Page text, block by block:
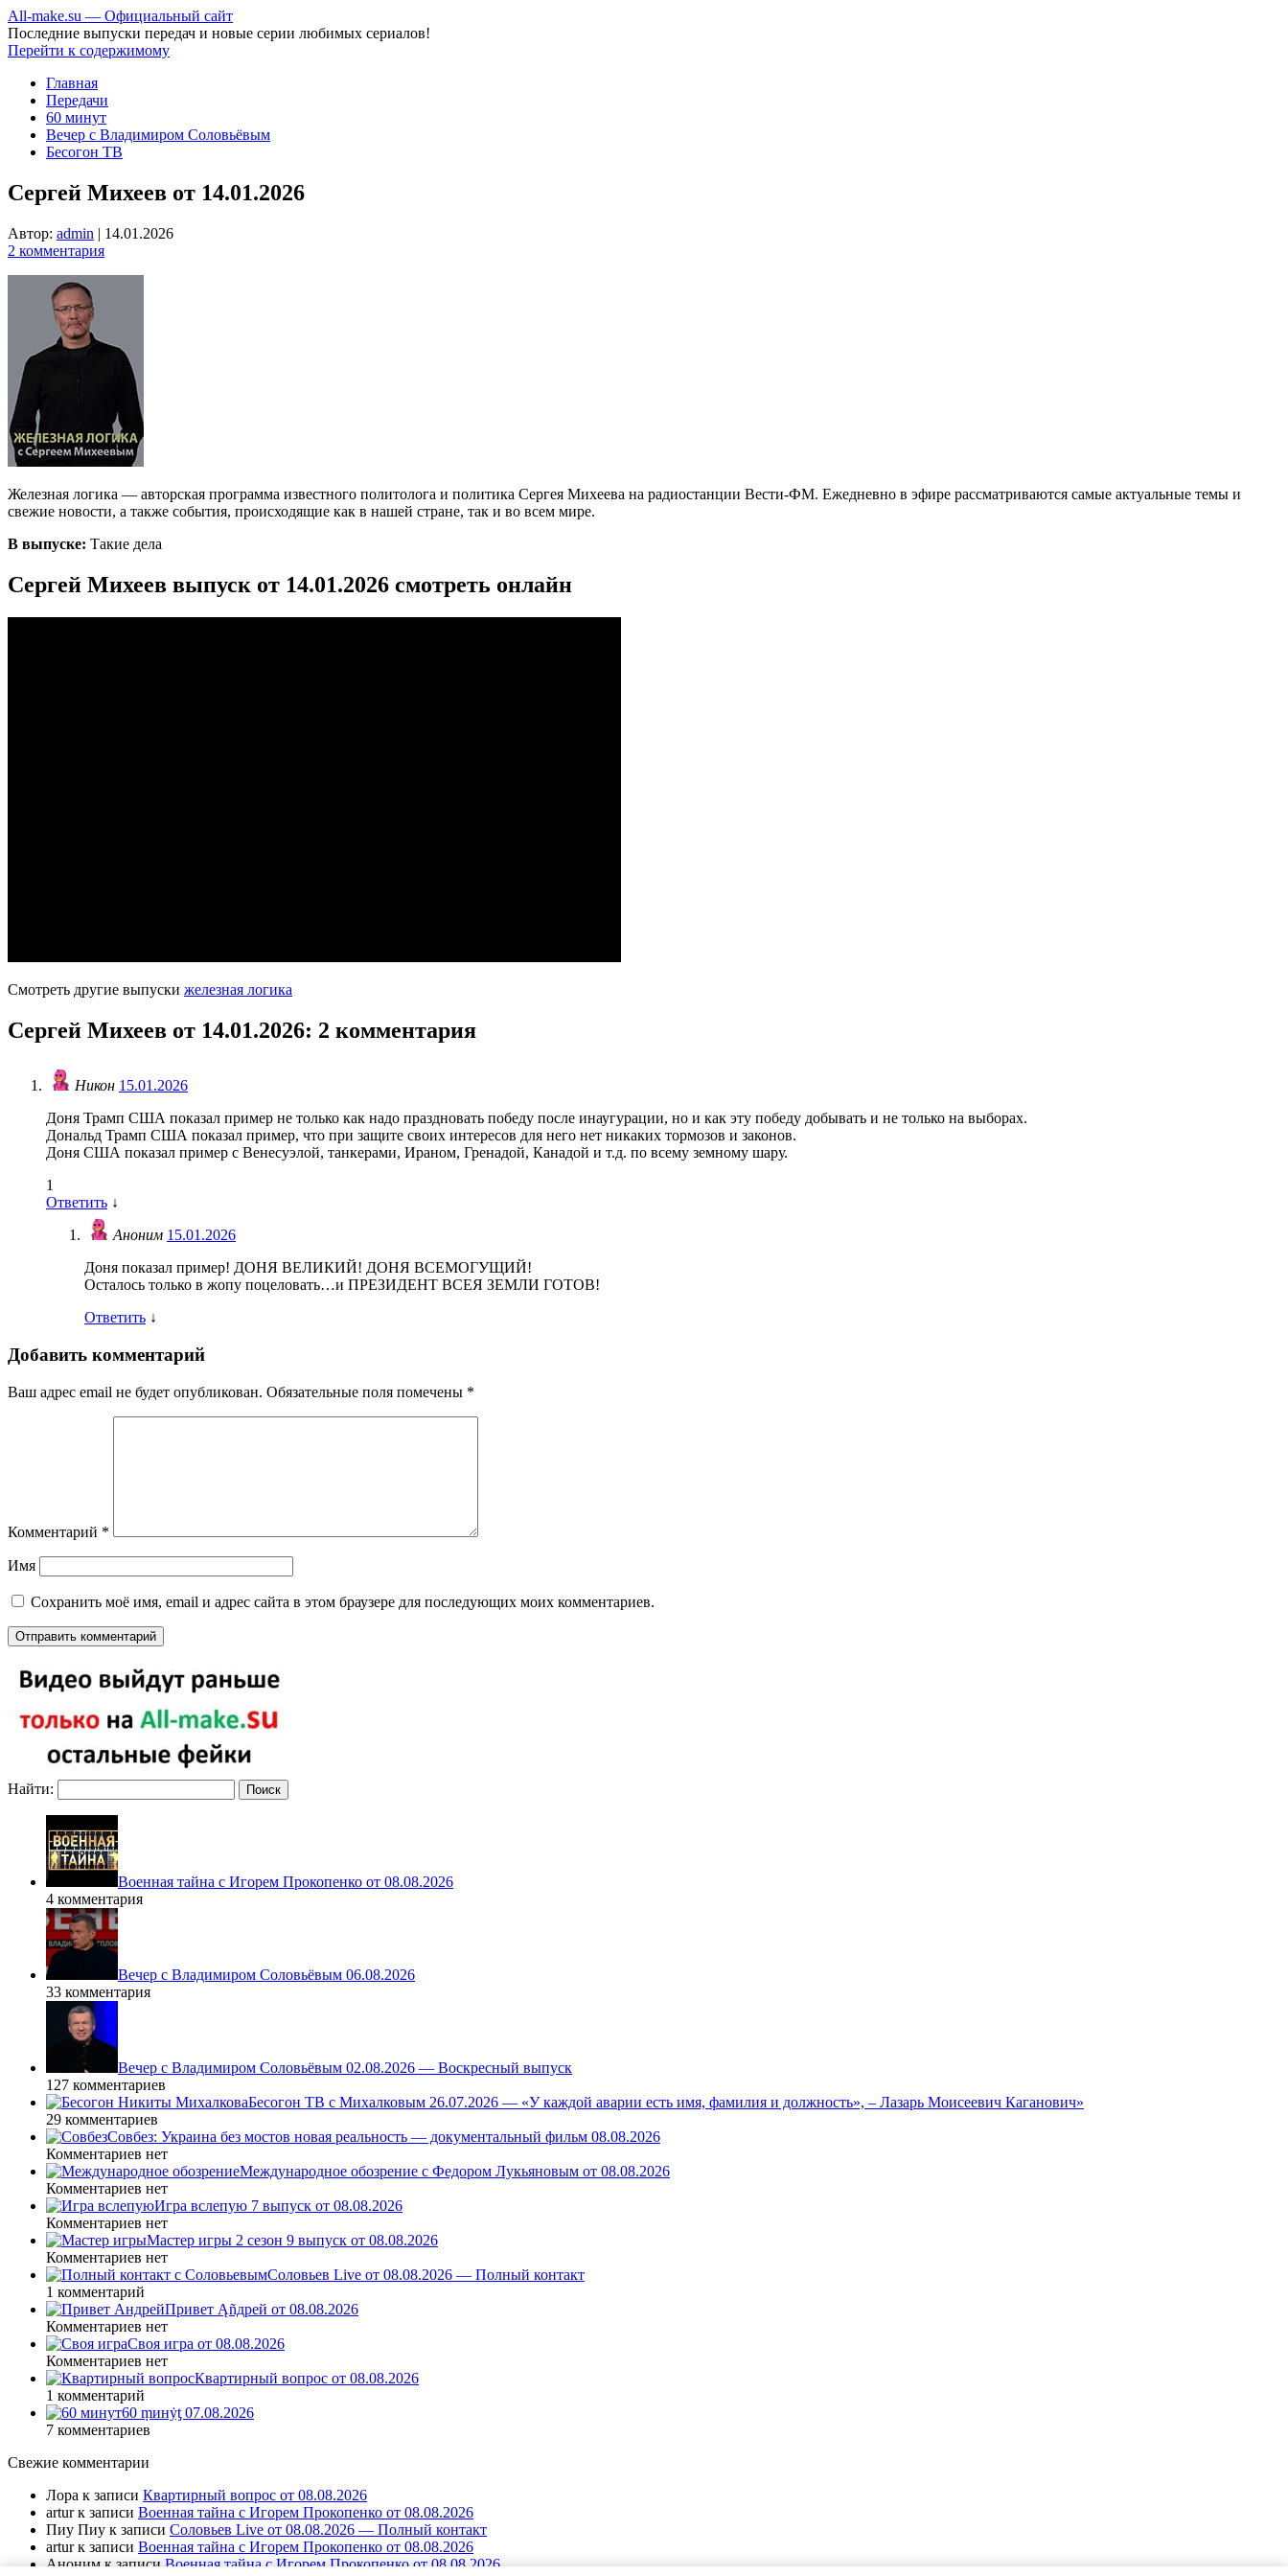
All-make.su — Официальный сайт
Последние выпуски передач и новые серии любимых сериалов!
Перейти к содержимому
Главная
Передачи
60 минут
Вечер с Владимиром Соловьёвым
Бесогон ТВ
Сергей Михеев от 14.01.2026
Автор: admin | 14.01.2026
2 комментария
Железная логика — авторская программа известного политолога и политика Сергея Михеева на радиостанции Вести-ФМ. Ежедневно в эфире рассматриваются самые актуальные темы и
свежие новости, а также события, происходящие как в нашей стране, так и во всем мире.
В выпуске: Такие дела
Сергей Михеев выпуск от 14.01.2026 смотреть онлайн
Смотреть другие выпуски железная логика
Сергей Михеев от 14.01.2026: 2 комментария
Никон 15.01.2026
Доня Трамп США показал пример не только как надо праздновать победу после инаугурации, но и как эту победу добывать и не только на выборах.
Дональд Трамп США показал пример, что при защите своих интересов для него нет никаких тормозов и законов.
Доня США показал пример с Венесуэлой, танкерами, Ираном, Гренадой, Канадой и т.д. по всему земному шару.
1
Ответить ↓
Аноним 15.01.2026
Доня показал пример! ДОНЯ ВЕЛИКИЙ! ДОНЯ ВСЕМОГУЩИЙ!
Осталось только в жопу поцеловать…и ПРЕЗИДЕНТ ВСЕЯ ЗЕМЛИ ГОТОВ!
Ответить ↓
Добавить комментарий
Ваш адрес email не будет опубликован. Обязательные поля помечены *
Комментарий *
Имя
Сохранить моё имя, email и адрес сайта в этом браузере для последующих моих комментариев.
Найти:
Военная тайна с Игорем Прокопенко от 08.08.2026
4 комментария
Вечер с Владимиром Соловьёвым 06.08.2026
33 комментария
Вечер с Владимиром Соловьёвым 02.08.2026 — Воскресный выпуск
127 комментариев
Бесогон ТВ с Михалковым 26.07.2026 — «У каждой аварии есть имя, фамилия и должность», – Лазарь Моисеевич Каганович»
29 комментариев
Совбез: Украина без мостов новая реальность — документальный фильм 08.08.2026
Комментариев нет
Международное обозрение с Федором Лукьяновым от 08.08.2026
Комментариев нет
Игра вслепую 7 выпуск от 08.08.2026
Комментариев нет
Мастер игры 2 сезон 9 выпуск от 08.08.2026
Комментариев нет
Соловьев Live от 08.08.2026 — Полный контакт
1 комментарий
Привет Ąñдpей от 08.08.2026
Комментариев нет
Своя игра от 08.08.2026
Комментариев нет
Квартирный вопрос от 08.08.2026
1 комментарий
60 ṃинẏƫ 07.08.2026
7 комментариев
Свежие комментарии
Лора к записи Квартирный вопрос от 08.08.2026
arturк записи Военная тайна с Игорем Прокопенко от 08.08.2026
Пиу Пиу к записи Соловьев Live от 08.08.2026 — Полный контакт
arturк записи Военная тайна с Игорем Прокопенко от 08.08.2026
Анонимк записиВоенная тайна с Игорем Прокопенко от 08.08.2026